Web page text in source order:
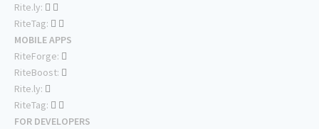
Rite.ly:
RiteTag:
MOBILE APPS
RiteForge:
RiteBoost:
Rite.ly:
RiteTag:
FOR DEVELOPERS